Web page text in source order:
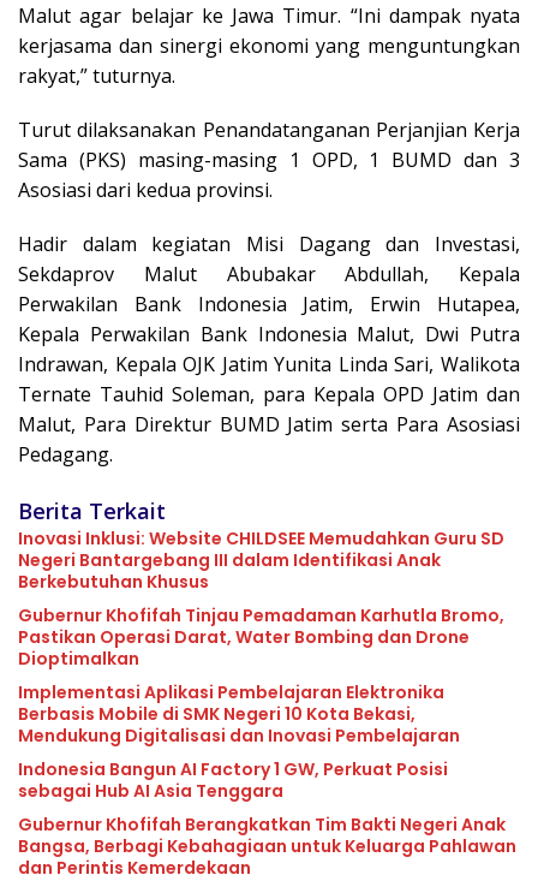
Malut agar belajar ke Jawa Timur. “Ini dampak nyata
kerjasama dan sinergi ekonomi yang menguntungkan
rakyat,” tuturnya.
Turut dilaksanakan Penandatanganan Perjanjian Kerja
Sama (PKS) masing-masing 1 OPD, 1 BUMD dan 3
Asosiasi dari kedua provinsi.
Hadir dalam kegiatan Misi Dagang dan Investasi,
Sekdaprov Malut Abubakar Abdullah, Kepala
Perwakilan Bank Indonesia Jatim, Erwin Hutapea,
Kepala Perwakilan Bank Indonesia Malut, Dwi Putra
Indrawan, Kepala OJK Jatim Yunita Linda Sari, Walikota
Ternate Tauhid Soleman, para Kepala OPD Jatim dan
Malut, Para Direktur BUMD Jatim serta Para Asosiasi
Pedagang.
Berita Terkait
Inovasi Inklusi: Website CHILDSEE Memudahkan Guru SD
Negeri Bantargebang III dalam Identifikasi Anak
Berkebutuhan Khusus
Gubernur Khofifah Tinjau Pemadaman Karhutla Bromo,
Pastikan Operasi Darat, Water Bombing dan Drone
Dioptimalkan
Implementasi Aplikasi Pembelajaran Elektronika
Berbasis Mobile di SMK Negeri 10 Kota Bekasi,
Mendukung Digitalisasi dan Inovasi Pembelajaran
Indonesia Bangun AI Factory 1 GW, Perkuat Posisi
sebagai Hub AI Asia Tenggara
Gubernur Khofifah Berangkatkan Tim Bakti Negeri Anak
Bangsa, Berbagi Kebahagiaan untuk Keluarga Pahlawan
dan Perintis Kemerdekaan